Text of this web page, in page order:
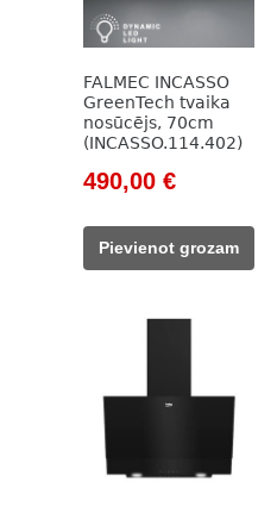
FALMEC INCASSO
GreenTech tvaika
nosūcējs, 70cm
(INCASSO.114.402)
Original
was:
817,00 €.
490,00 €Current
490,00 €.
Pievienot grozam